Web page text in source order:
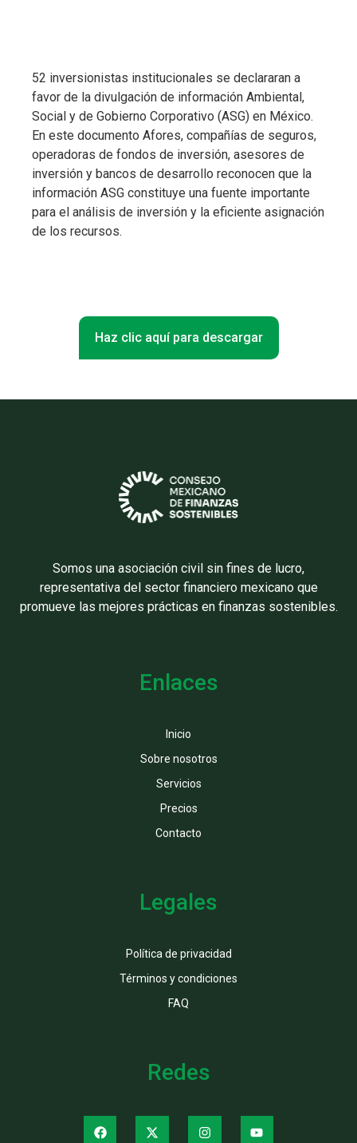
52 inversionistas institucionales se declararan a
favor de la divulgación de información Ambiental,
Social y de Gobierno Corporativo (ASG) en México.
En este documento Afores, compañías de seguros,
operadoras de fondos de inversión, asesores de
inversión y bancos de desarrollo reconocen que la
información ASG constituye una fuente importante
para el análisis de inversión y la eficiente asignación
de los recursos.
Haz clic aquí para descargar
Somos una asociación civil sin fines de lucro,
representativa del sector financiero mexicano que
promueve las mejores prácticas en finanzas sostenibles.
Enlaces
Inicio
Sobre nosotros
Servicios
Precios
Contacto
Legales
Política de privacidad
Términos y condiciones
FAQ
Redes